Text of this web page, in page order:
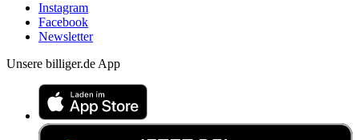
Instagram
Facebook
Newsletter
Unsere billiger.de App